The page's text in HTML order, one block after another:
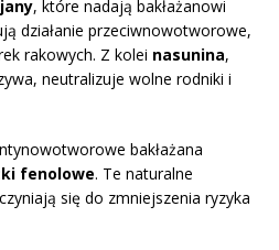
, które nadają bakłażanowi
działanie przeciwnowotworowe,
rakowych. Z kolei nasunina,
neutralizuje wolne rodniki i
bakłażana
fenolowe. Te naturalne
się do zmniejszenia ryzyka